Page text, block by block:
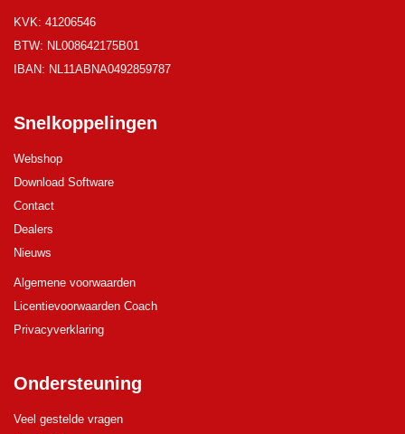
KVK: 41206546
BTW: NL008642175B01
IBAN: NL11ABNA0492859787
Snelkoppelingen
Webshop
Download Software
Contact
Dealers
Nieuws
Algemene voorwaarden
Licentievoorwaarden Coach
Privacyverklaring
Ondersteuning
Veel gestelde vragen